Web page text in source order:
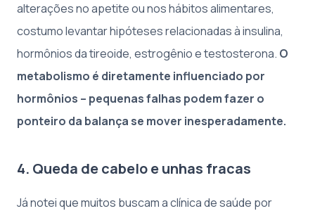
alterações no apetite ou nos hábitos alimentares,
costumo levantar hipóteses relacionadas à insulina,
hormônios da tireoide, estrogênio e testosterona. O
metabolismo é diretamente influenciado por
hormônios – pequenas falhas podem fazer o
ponteiro da balança se mover inesperadamente.
4. Queda de cabelo e unhas fracas
Já notei que muitos buscam a clínica de saúde por